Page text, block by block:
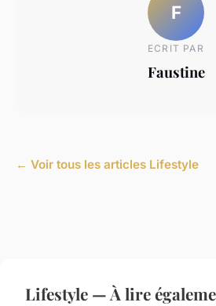
F
ECRIT PAR
Faustine
← Voir tous les articles Lifestyle
Lifestyle — À lire